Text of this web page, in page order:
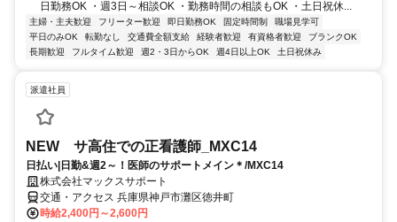
日勤務OK ・週3日～相談OK ・勤務時間の相談もOK ・土日祝休...
主婦・主夫歓迎 フリーター歓迎 即日勤務OK 固定時間制
職場見学可
平日のみOK
転勤なし 交通費全額支給 経験者歓迎 有資格者歓迎
ブランクOK
長期歓迎
フルタイム歓迎 週2・3日からOK 週4日以上OK 土日祝休み
派遣社員
NEW サ高住での正看護師_MXC14
日払い|日勤&週2～！医師のサポートメイン＊/MXC14
株式会社マックスサポート
交通・アクセス 兵庫県神戸市灘区徳井町
時給2,400円～2,600円